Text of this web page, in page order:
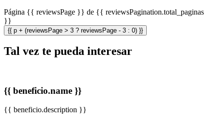
Página {{ reviewsPage }} de {{ reviewsPagination.total_paginas
}}
{{ p + (reviewsPage > 3 ? reviewsPage - 3 : 0) }}
Tal vez te pueda interesar
{{ beneficio.name }}
{{ beneficio.description }}